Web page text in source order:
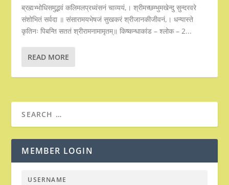
ब्रह्मभ्भोधिसमुद्भवं कलिमलप्रध्वंसनं चाव्ययं,। श्रीमच्छम्भुमखेन्दु सुन्दरवरे
संशोभितं सर्वदा ॥ संसारामयभेषजं सुखकरं श्रीजानकीजीवनं,। धन्यास्ते
कृतिनः पिबन्ति सततं श्रीरामनामामृतम्॥ किष्कन्धाकांड – श्लोक – 2...
READ MORE
MEMBER LOGIN